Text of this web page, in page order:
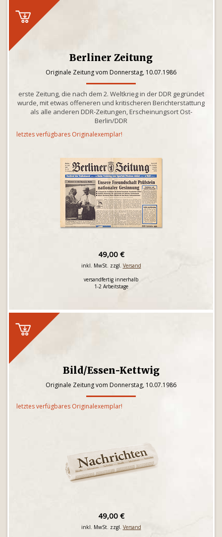
Berliner Zeitung
Originale Zeitung vom Donnerstag, 10.07.1986
erste Zeitung, die nach dem 2. Weltkrieg in der DDR gegründet
wurde, mit etwas offeneren und kritischeren Berichterstattung
als alle anderen DDR-Zeitungen, Erscheinungsort Ost-
Berlin/DDR
letztes verfügbares Originalexemplar!
49,00 €
inkl. MwSt. zzgl. Versand
versandfertig innerhalb
1-2 Arbeitstage
Bild/Essen-Kettwig
Originale Zeitung vom Donnerstag, 10.07.1986
letztes verfügbares Originalexemplar!
49,00 €
inkl. MwSt. zzgl. Versand